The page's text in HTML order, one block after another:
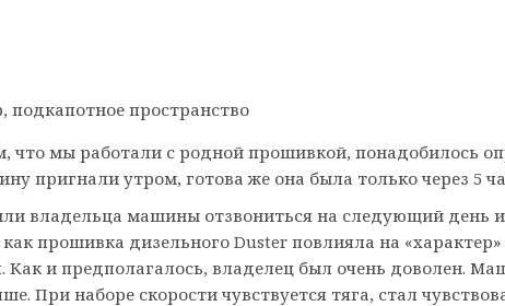
подкапотное пространство
что мы работали с родной прошивкой, понадобилось
пригнали утром, готова же она была только через 5
владельца машины отзвониться на следующий день и
как прошивка дизельного Duster повлияла на «характер»
Как и предполагалось, владелец был очень доволен.
При наборе скорости чувствуется тяга, стал